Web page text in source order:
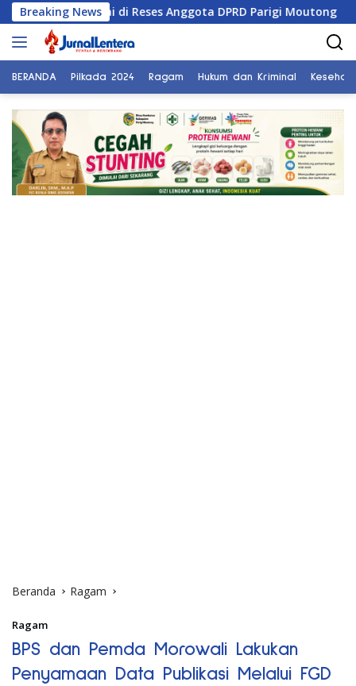
Langsung
ke
konten
Breaking News
di Reses Anggota DPRD Parigi Moutong
BERANDA Pilkada 2024 Ragam Hukum dan Kriminal
Beranda Ragam
Ragam
BPS dan Pemda Morowali Lakukan
Penyamaan Data Publikasi Melalui FGD